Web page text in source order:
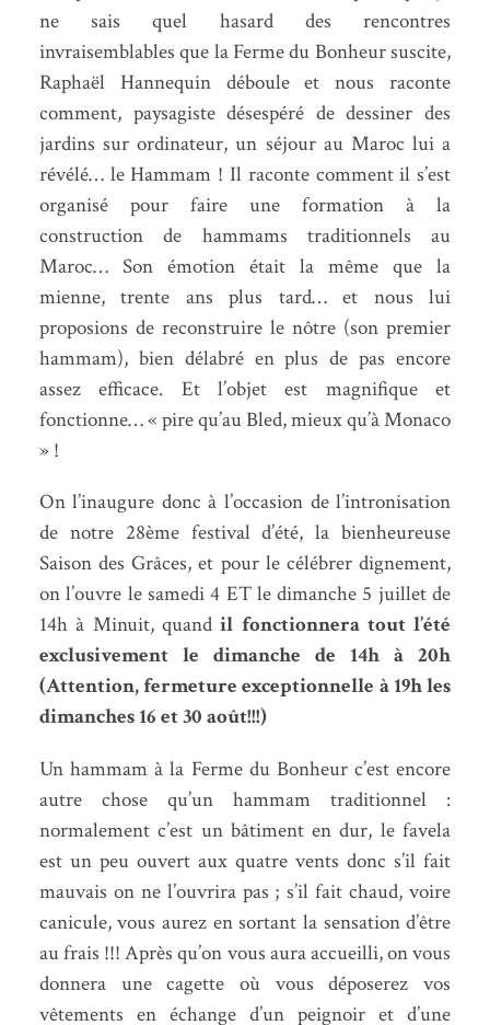
ne sais quel hasard des rencontres
invraisemblables que la Ferme du Bonheur suscite,
Raphaël Hannequin déboule et nous raconte
comment, paysagiste désespéré de dessiner des
jardins sur ordinateur, un séjour au Maroc lui a
révélé… le Hammam ! Il raconte comment il s’est
organisé pour faire une formation à la
construction de hammams traditionnels au
Maroc… Son émotion était la même que la
mienne, trente ans plus tard… et nous lui
proposions de reconstruire le nôtre (son premier
hammam), bien délabré en plus de pas encore
assez efficace. Et l’objet est magnifique et
fonctionne… « pire qu’au Bled, mieux qu’à Monaco
» !
On l’inaugure donc à l’occasion de l’intronisation
de notre 28ème festival d’été, la bienheureuse
Saison des Grâces, et pour le célébrer dignement,
on l’ouvre le samedi 4 ET le dimanche 5 juillet de
14h à Minuit, quandil fonctionnera tout l’été
exclusivement le dimanche de 14h à 20h
(Attention, fermeture exceptionnelle à 19h les
dimanches 16 et 30 août!!!)
Un hammam à la Ferme du Bonheur c’est encore
autre chose qu’un hammam traditionnel :
normalement c’est un bâtiment en dur, le favela
est un peu ouvert aux quatre vents donc s’il fait
mauvais on ne l’ouvrira pas ; s’il fait chaud, voire
canicule, vous aurez en sortant la sensation d’être
au frais !!! Après qu’on vous aura accueilli, on vous
donnera une cagette où vous déposerez vos
vêtements en échange d’un peignoir et d’une